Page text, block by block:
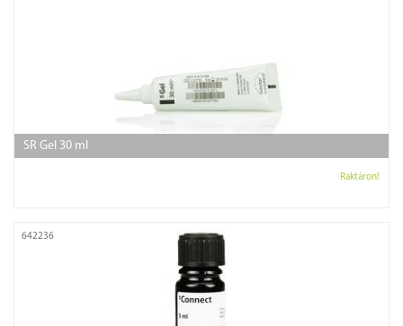
SR Gel 30 ml
Raktáron!
642236